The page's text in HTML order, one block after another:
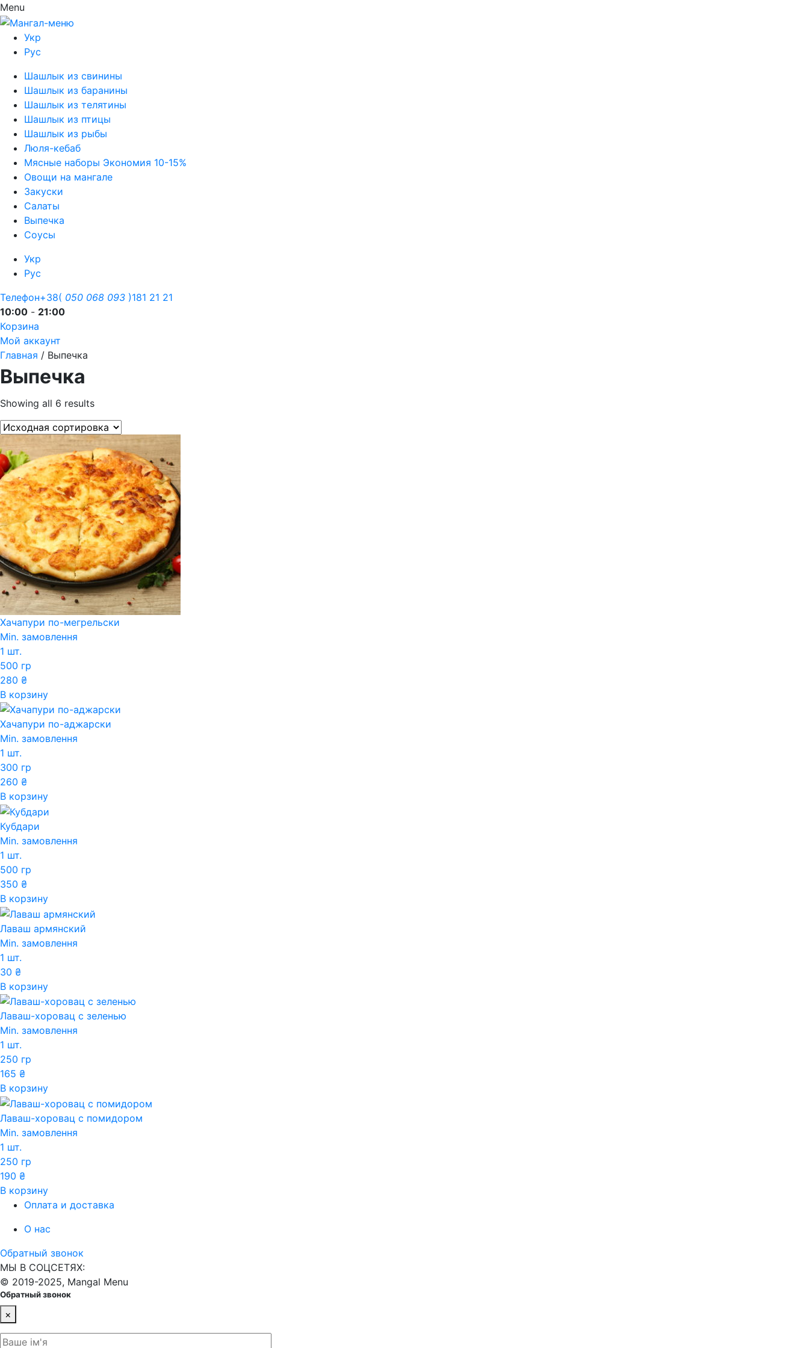
Menu
Укр
Рус
Шашлык из свинины
Шашлык из баранины
Шашлык из телятины
Шашлык из птицы
Шашлык из рыбы
Люля-кебаб
Мясные наборы Экономия 10-15%
Овощи на мангале
Закуски
Салаты
Выпечка
Соусы
Укр
Рус
Телефон+38( 050 068 093 )181 21 21
10:00 - 21:00
Корзина
Мой аккаунт
Главная / Выпечка
Выпечка
Showing all 6 results
Хачапури по-мегрельски
Min. замовлення
1 шт.
500 гр
280 ₴
В корзину
Хачапури по-аджарски
Min. замовлення
1 шт.
300 гр
260 ₴
В корзину
Кубдари
Min. замовлення
1 шт.
500 гр
350 ₴
В корзину
Лаваш армянский
Min. замовлення
1 шт.
30 ₴
В корзину
Лаваш-хоровац с зеленью
Min. замовлення
1 шт.
250 гр
165 ₴
В корзину
Лаваш-хоровац с помидором
Min. замовлення
1 шт.
250 гр
190 ₴
В корзину
Оплата и доставка
О нас
Обратный звонок
МЫ В СОЦСЕТЯХ:
© 2019-2025, Mangal Menu
Обратный звонок
×